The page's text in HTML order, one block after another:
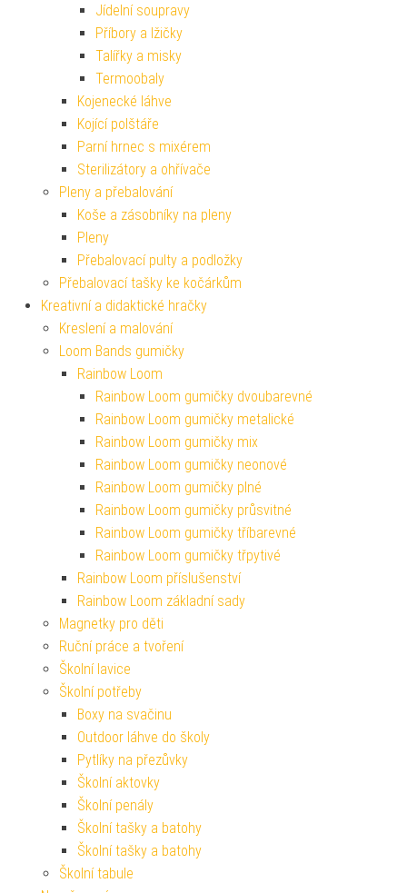
Jídelní soupravy
Příbory a lžičky
Talířky a misky
Termoobaly
Kojenecké láhve
Kojící polštáře
Parní hrnec s mixérem
Sterilizátory a ohřívače
Pleny a přebalování
Koše a zásobníky na pleny
Pleny
Přebalovací pulty a podložky
Přebalovací tašky ke kočárkům
Kreativní a didaktické hračky
Kreslení a malování
Loom Bands gumičky
Rainbow Loom
Rainbow Loom gumičky dvoubarevné
Rainbow Loom gumičky metalické
Rainbow Loom gumičky mix
Rainbow Loom gumičky neonové
Rainbow Loom gumičky plné
Rainbow Loom gumičky průsvitné
Rainbow Loom gumičky tříbarevné
Rainbow Loom gumičky třpytivé
Rainbow Loom příslušenství
Rainbow Loom základní sady
Magnetky pro děti
Ruční práce a tvoření
Školní lavice
Školní potřeby
Boxy na svačinu
Outdoor láhve do školy
Pytlíky na přezůvky
Školní aktovky
Školní penály
Školní tašky a batohy
Školní tašky a batohy
Školní tabule